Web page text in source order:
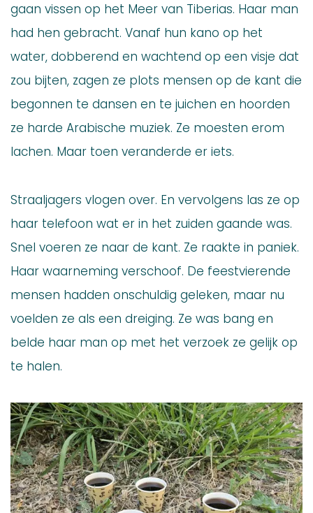
gaan vissen op het Meer van Tiberias. Haar man
had hen gebracht. Vanaf hun kano op het
water, dobberend en wachtend op een visje dat
zou bijten, zagen ze plots mensen op de kant die
begonnen te dansen en te juichen en hoorden
ze harde Arabische muziek. Ze moesten erom
lachen. Maar toen veranderde er iets.
Straaljagers vlogen over. En vervolgens las ze op
haar telefoon wat er in het zuiden gaande was.
Snel voeren ze naar de kant. Ze raakte in paniek.
Haar waarneming verschoof. De feestvierende
mensen hadden onschuldig geleken, maar nu
voelden ze als een dreiging. Ze was bang en
belde haar man op met het verzoek ze gelijk op
te halen.